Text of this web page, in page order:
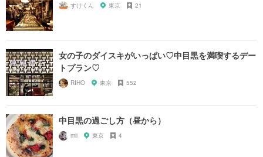
すけくん 東京 21
女の子のダイスキがいっぱい♡中目黒を満喫するデー
トプラン♡
RIHO 東京 552
中目黒の過ごし方（昼から）
mii 東京 4